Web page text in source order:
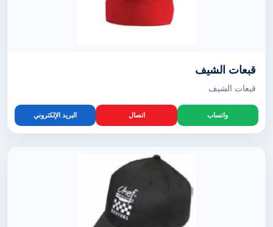
قبعات الشيف
قبعات الشيف
واتساب اتصال البريد الإلكتروني